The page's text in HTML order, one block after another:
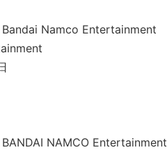
Namco Entertainment
NAMCO Entertainment